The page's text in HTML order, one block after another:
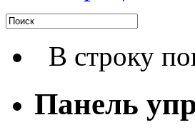
В строку
Панель